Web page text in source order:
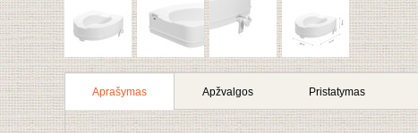
Aprašymas Apžvalgos Pristatymas